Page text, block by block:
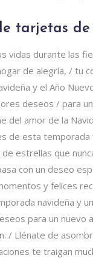
tarjetas
vidas durante las
de alegría, / tu
y el Año
deseos / para
del amor de la
de esta
de estrellas que
con un deseo
y felices
navideña y
para un nuevo
/ Llénate de
te traigan